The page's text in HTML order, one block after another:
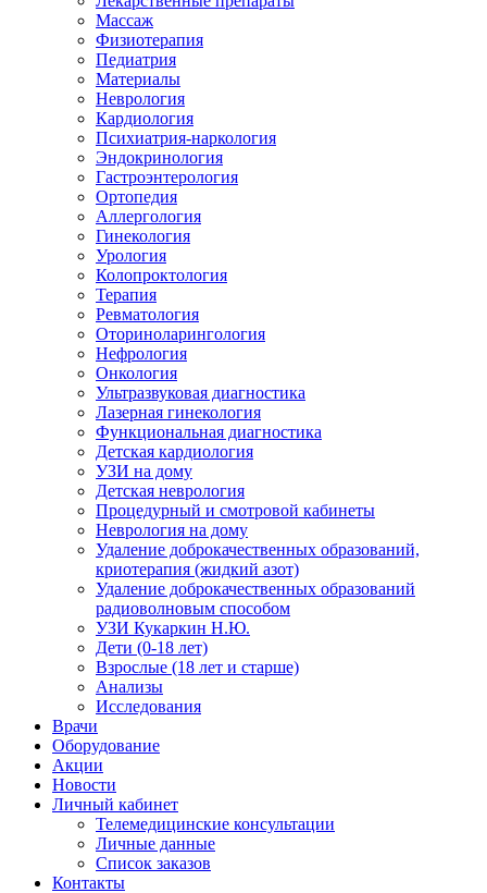
Массаж
Физиотерапия
Педиатрия
Материалы
Неврология
Кардиология
Психиатрия-наркология
Эндокринология
Гастроэнтерология
Ортопедия
Аллергология
Гинекология
Урология
Колопроктология
Терапия
Ревматология
Оториноларингология
Нефрология
Онкология
Ультразвуковая диагностика
Лазерная гинекология
Функциональная диагностика
Детская кардиология
УЗИ на дому
Детская неврология
Процедурный и смотровой кабинеты
Неврология на дому
Удаление доброкачественных образований,
криотерапия (жидкий азот)
Удаление доброкачественных образований
радиоволновым способом
УЗИ Кукаркин Н.Ю.
Дети (0-18 лет)
Взрослые (18 лет и старше)
Анализы
Исследования
Врачи
Оборудование
Акции
Новости
Личный кабинет
Телемедицинские консультации
Личные данные
Список заказов
Контакты